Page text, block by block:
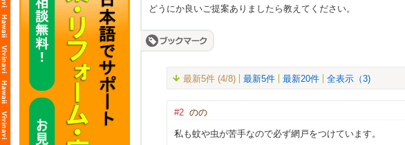
どうにか良いご提案ありましたら教えてください。
最新5件 (4/8) 最新5件 最新20件 全表示（3)
#2 のの
私も蚊や虫が苦手なので必ず網戸をつけています。